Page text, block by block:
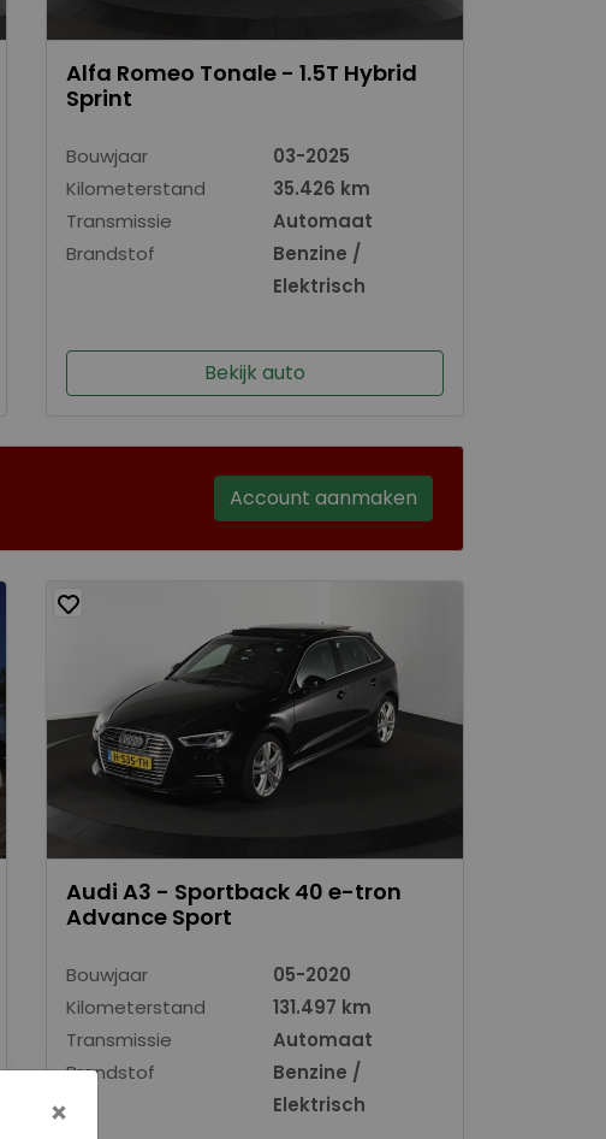
Alfa Romeo Tonale - 1.5T Hybrid
Sprint
Bouwjaar
03-2025
Kilometerstand
35.426 km
Transmissie
Automaat
Brandstof
Benzine /
Elektrisch
Bekijk auto
Account aanmaken
Audi A3 - Sportback 40 e-tron
Advance Sport
Bouwjaar
05-2020
Kilometerstand
131.497 km
Transmissie
Automaat
Brandstof
Benzine /
Elektrisch
×